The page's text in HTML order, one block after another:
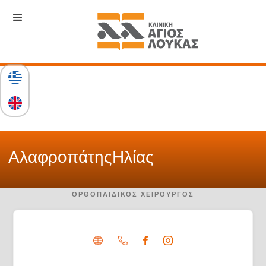
ΑλαφροπάτηςHλίας
ΟΡΘΟΠΑΙΔΙΚΌΣ ΧΕΙΡΟΥΡΓΌΣ